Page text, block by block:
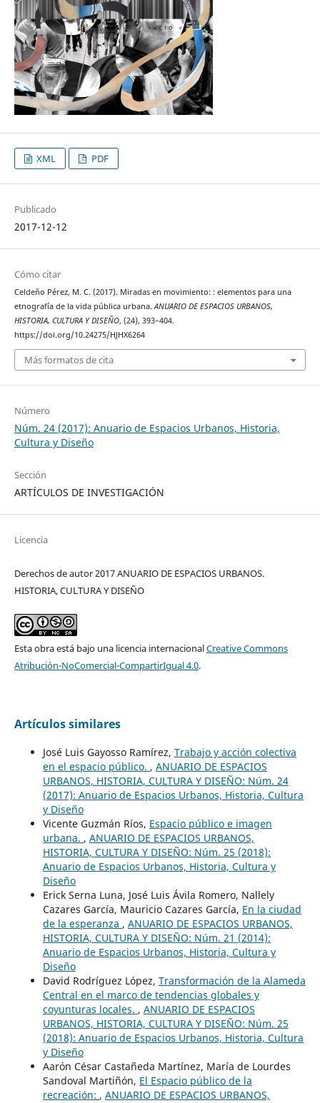
XML PDF
Publicado
2017-12-12
Cómo citar
Celdeño Pérez, M. C. (2017). Miradas en movimiento: : elementos para una
etnografía de la vida pública urbana.ANUARIO DE ESPACIOS URBANOS,
HISTORIA, CULTURA Y DISEÑO, (24), 393–404.
https://doi.org/10.24275/HJHX6264
Más formatos de cita
Número
Núm. 24 (2017): Anuario de Espacios Urbanos, Historia,
Cultura y Diseño
Sección
ARTÍCULOS DE INVESTIGACIÓN
Licencia
Derechos de autor 2017 ANUARIO DE ESPACIOS URBANOS.
HISTORIA, CULTURA Y DISEÑO
Esta obra está bajo una licencia internacionalCreative Commons
Atribución-NoComercial-CompartirIgual 4.0.
Artículos similares
José Luis Gayosso Ramírez, Trabajo y acción colectiva
en el espacio público. , ANUARIO DE ESPACIOS
URBANOS, HISTORIA, CULTURA Y DISEÑO: Núm. 24
(2017): Anuario de Espacios Urbanos, Historia, Cultura
y Diseño
Vicente Guzmán Ríos, Espacio público e imagen
urbana. , ANUARIO DE ESPACIOS URBANOS,
HISTORIA, CULTURA Y DISEÑO: Núm. 25 (2018):
Anuario de Espacios Urbanos, Historia, Cultura y
Diseño
Erick Serna Luna, José Luis Ávila Romero, Nallely
Cazares García, Mauricio Cazares García, En la ciudad
de la esperanza , ANUARIO DE ESPACIOS URBANOS,
HISTORIA, CULTURA Y DISEÑO: Núm. 21 (2014):
Anuario de Espacios Urbanos, Historia, Cultura y
Diseño
David Rodríguez López, Transformación de la Alameda
Central en el marco de tendencias globales y
coyunturas locales. , ANUARIO DE ESPACIOS
URBANOS, HISTORIA, CULTURA Y DISEÑO: Núm. 25
(2018): Anuario de Espacios Urbanos, Historia, Cultura
y Diseño
Aarón César Castañeda Martínez, María de Lourdes
Sandoval Martiñón, El Espacio público de la
recreación: , ANUARIO DE ESPACIOS URBANOS,